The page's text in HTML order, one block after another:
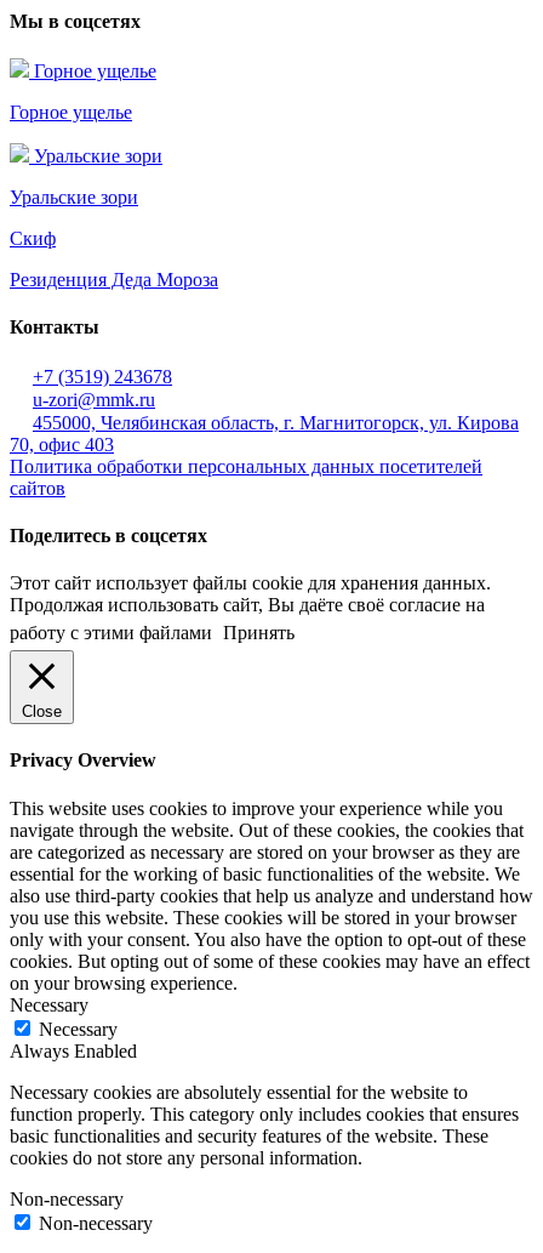
Мы в соцсетях
Горное ущелье
Горное ущелье
Уральские зори
Уральские зори
Скиф
Резиденция Деда Мороза
Контакты
+7 (3519) 243678
u-zori@mmk.ru
455000, Челябинская область, г. Магнитогорск, ул. Кирова
70, офис 403
Политика обработки персональных данных посетителей
сайтов
Поделитесь в соцсетях
Этот сайт использует файлы cookie для хранения данных.
Продолжая использовать сайт, Вы даёте своё согласие на
работу с этими файлами Принять
Close
Privacy Overview
This website uses cookies to improve your experience while you
navigate through the website. Out of these cookies, the cookies that
are categorized as necessary are stored on your browser as they are
essential for the working of basic functionalities of the website. We
also use third-party cookies that help us analyze and understand how
you use this website. These cookies will be stored in your browser
only with your consent. You also have the option to opt-out of these
cookies. But opting out of some of these cookies may have an effect
on your browsing experience.
Necessary
Necessary
Always Enabled
Necessary cookies are absolutely essential for the website to
function properly. This category only includes cookies that ensures
basic functionalities and security features of the website. These
cookies do not store any personal information.
Non-necessary
Non-necessary